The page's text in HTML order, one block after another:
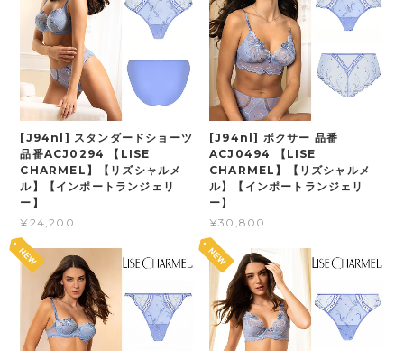
[J94nl] スタンダードショーツ
品番ACJ0294 【LISE
CHARMEL】【リズシャルメ
ル】【インポートランジェリ
ー】
¥24,200
[J94nl] ボクサー 品番
ACJ0494 【LISE
CHARMEL】【リズシャルメ
ル】【インポートランジェリ
ー】
¥30,800